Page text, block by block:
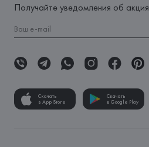
Получайте уведомления об
Скачать
в App Store
Скачать
в Google Play